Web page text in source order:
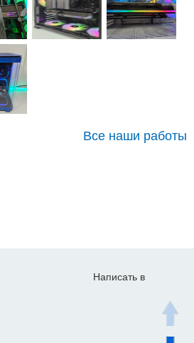
Все наши работы
Написать в